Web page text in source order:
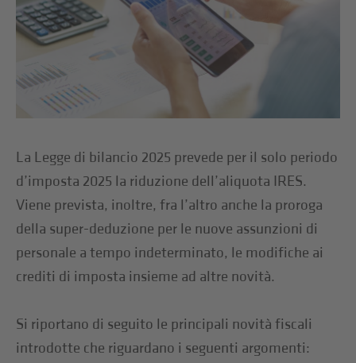
La Legge di bilancio 2025 prevede per il solo periodo
d’imposta 2025 la riduzione dell’aliquota IRES.
Viene prevista, inoltre, fra l’altro anche la proroga
della super-deduzione per le nuove assunzioni di
personale a tempo indeterminato, le modifiche ai
crediti di imposta insieme ad altre novità.
Si riportano di seguito le principali novità fiscali
introdotte che riguardano i seguenti argomenti: